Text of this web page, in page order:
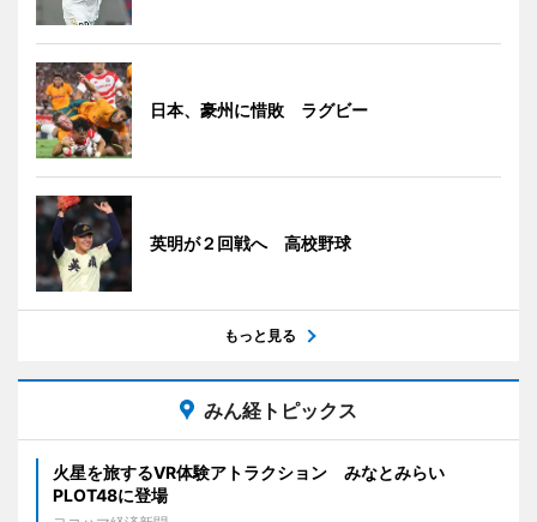
日本、豪州に惜敗 ラグビー
英明が２回戦へ 高校野球
もっと見る
みん経トピックス
火星を旅するVR体験アトラクション みなとみらい
PLOT48に登場